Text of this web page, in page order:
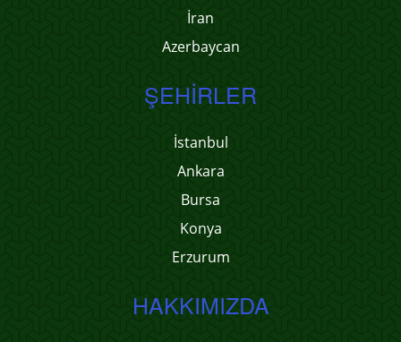
İran
Azerbaycan
ŞEHIRLER
İstanbul
Ankara
Bursa
Konya
Erzurum
HAKKIMIZDA